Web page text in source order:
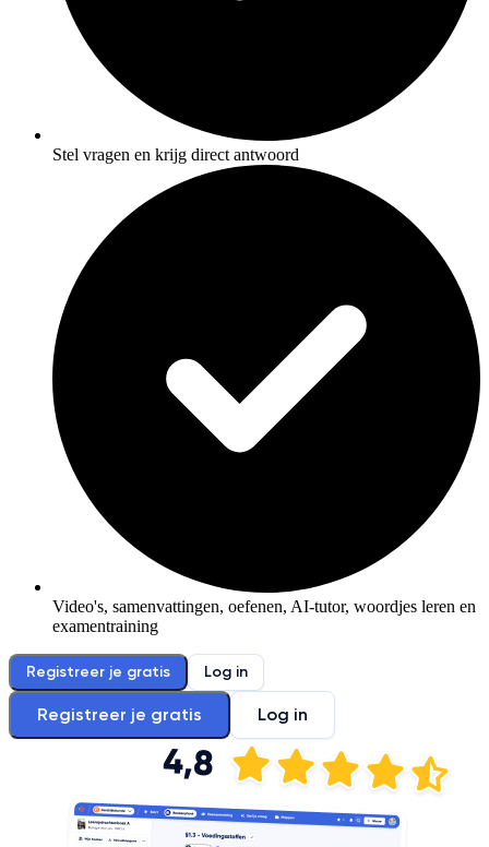
Stel vragen en krijg direct antwoord
Video's, samenvattingen, oefenen, AI-tutor, woordjes leren en
examentraining
Registreer je gratis Log in
Registreer je gratis Log in